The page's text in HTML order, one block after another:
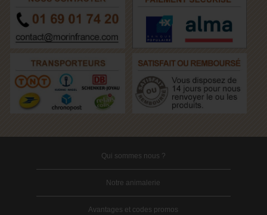
Qui sommes nous ?
Notre animalerie
Avantages et codes promos